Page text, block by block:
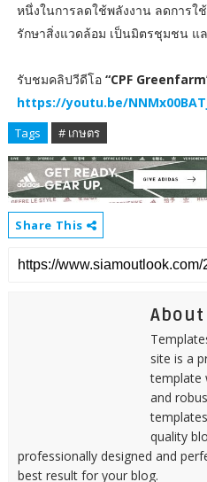
หนึ่งในการลดใช้พลังงาน ลดการใ
รักษาสิ่งแวดล้อม เป็นมิตรชุมชน แ
รับชมคลิปวีดีโอ“CPF
https://youtu.be/
Tags # เกษตร
Share This
site is a
template
and
quality
professionally designed and
best result for your blog.